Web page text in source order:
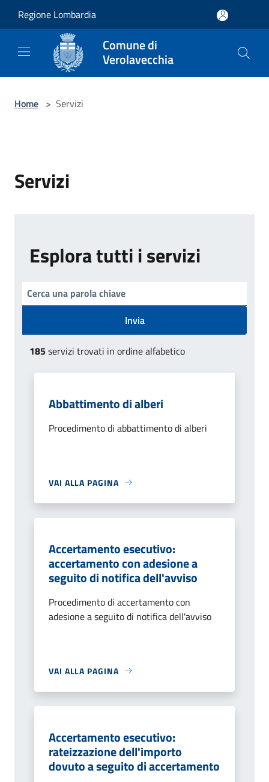
Regione Lombardia
Comune di
Verolavecchia
Home > Servizi
Servizi
Esplora tutti i servizi
Invia
185servizi trovati in ordine alfabetico
Abbattimento di alberi
Procedimento di abbattimento di alberi
VAI ALLA PAGINA
Accertamento esecutivo:
accertamento con adesione a
seguito di notifica dell'avviso
Procedimento di accertamento con
adesione a seguito di notifica dell'avviso
VAI ALLA PAGINA
Accertamento esecutivo:
rateizzazione dell'importo
dovuto a seguito di accertamento